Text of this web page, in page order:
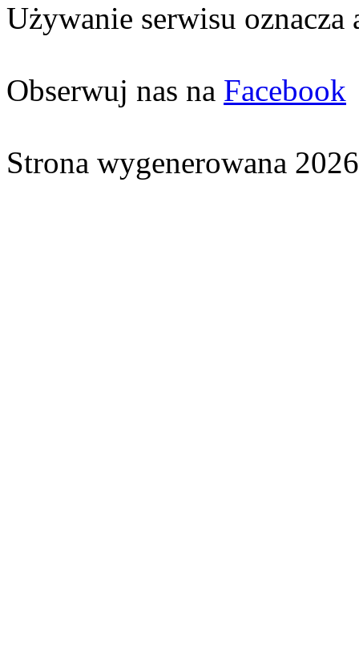
Używanie serwisu oznacza
Obserwuj nas na Facebook
Strona wygenerowana